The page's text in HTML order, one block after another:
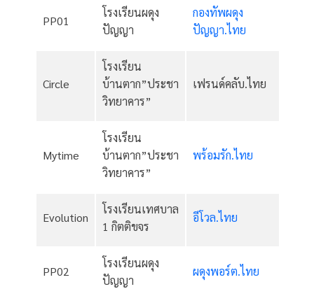
PP01
โรงเรียนผดุง
ปัญญา
กองทัพผดุง
ปัญญา.ไทย
Circle
โรงเรียน
บ้านตาก”ประชา
วิทยาคาร”
เฟรนด์คลับ.ไทย
Mytime
โรงเรียน
บ้านตาก”ประชา
วิทยาคาร”
พร้อมรัก.ไทย
Evolution
โรงเรียนเทศบาล
1 กิตติขจร
อีโวล.ไทย
PP02
โรงเรียนผดุง
ปัญญา
ผดุงพอร์ต.ไทย